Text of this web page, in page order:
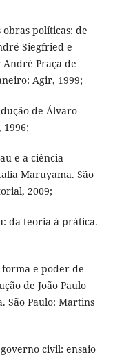
obras políticas: de
Siegfried e
Praça de
Agir, 1999;
de Álvaro
1996;
e a ciência
Maruyama. São
2009;
da teoria à prática.
forma e poder de
de João Paulo
São Paulo: Martins
civil: ensaio